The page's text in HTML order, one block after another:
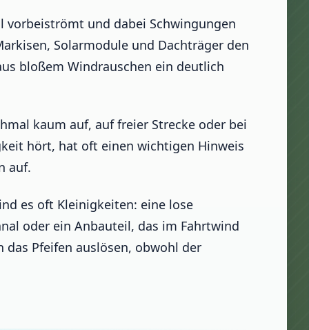
vorbeiströmt und dabei Schwingungen
Solarmodule und Dachträger den
bloßem Windrauschen ein deutlich
kaum auf, auf freier Strecke oder bei
hört, hat oft einen wichtigen Hinweis
auf.
es oft Kleinigkeiten: eine lose
oder ein Anbauteil, das im Fahrtwind
Pfeifen auslösen, obwohl der